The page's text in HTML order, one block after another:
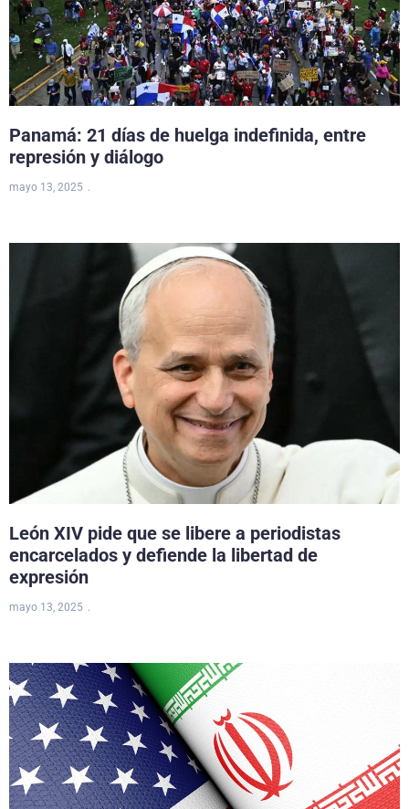
Panamá: 21 días de huelga indefinida, entre
represión y diálogo
mayo 13, 2025
León XIV pide que se libere a periodistas
encarcelados y defiende la libertad de
expresión
mayo 13, 2025